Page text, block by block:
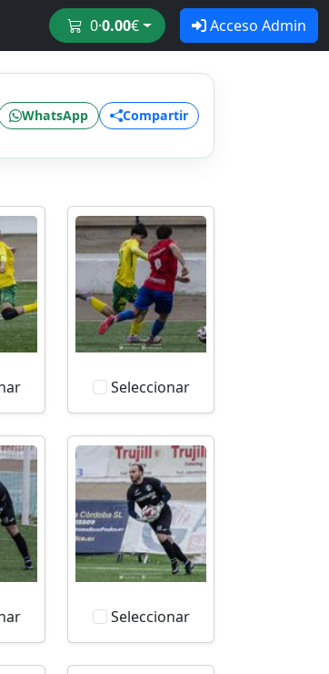
0·0.00€ Acceso Admin
WhatsApp Compartir
Seleccionar
Seleccionar